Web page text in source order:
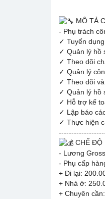
MÔ TẢ
- Phụ trách
✓ Tuyển
✓ Quản lý hồ
✓ Theo dõi
✓ Quản lý
✓ Theo dõi
✓ Quản lý hồ
✓ Hỗ trợ kế
✓ Lập báo
✓ Thực hiện
CHẾ ĐỘ
- Lương
- Phụ cấp
+ Đi lại:
+ Nhà ở:
+ Chuyên